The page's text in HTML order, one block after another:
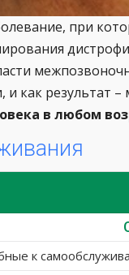
при
и как результат
в любом
к